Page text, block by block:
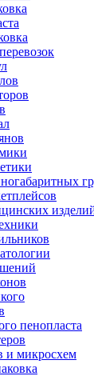
пенопласта
и микросхем